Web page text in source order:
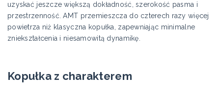
uzyskać jeszcze większą dokładność, szerokość pasma i
przestrzenność. AMT przemieszcza do czterech razy więcej
powietrza niż klasyczna kopułka, zapewniając minimalne
zniekształcenia i niesamowitą dynamikę.
Kopułka z charakterem